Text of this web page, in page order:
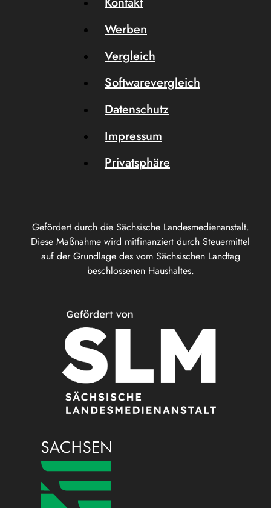
Gefördert durch die Sächsische Landesmedienanstalt.
Diese Maßnahme wird mitfinanziert durch Steuermittel
auf der Grundlage des vom Sächsischen Landtag
beschlossenen Haushaltes.
Werben
Vergleich
Softwarevergleich
Datenschutz
Impressum
Privatsphäre